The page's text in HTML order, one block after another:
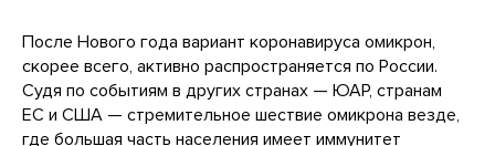
После Нового года вариант коронавируса омикрон,
скорее всего, активно распространяется по России.
Судя по событиям в других странах — ЮАР, странам
ЕС и США — стремительное шествие омикрона везде,
где большая часть населения имеет иммунитет